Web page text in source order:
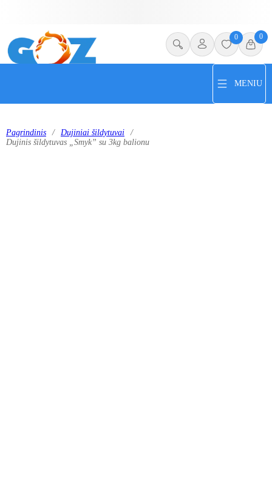
0 0
MENIU
Pagrindinis / Dujiniai šildytuvai
/
Dujinis šildytuvas „Smyk” su 3kg balionu